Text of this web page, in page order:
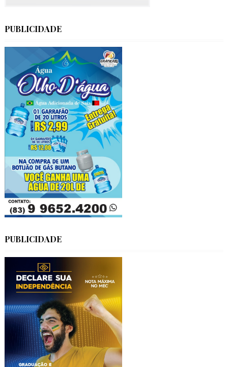
PUBLICIDADE
PUBLICIDADE